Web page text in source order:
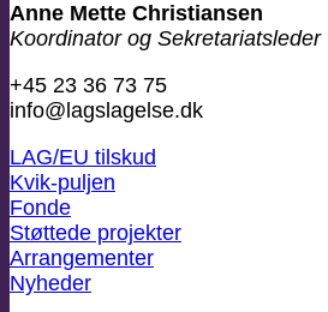
Anne Mette Christiansen
Koordinator og Sekretariatsleder
+45 23 36 73 75
info@lagslagelse.dk
LAG/EU tilskud
Kvik-puljen
Fonde
Støttede projekter
Arrangementer
Nyheder